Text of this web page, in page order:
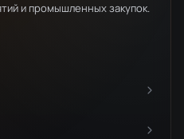
и промышленных закупок.